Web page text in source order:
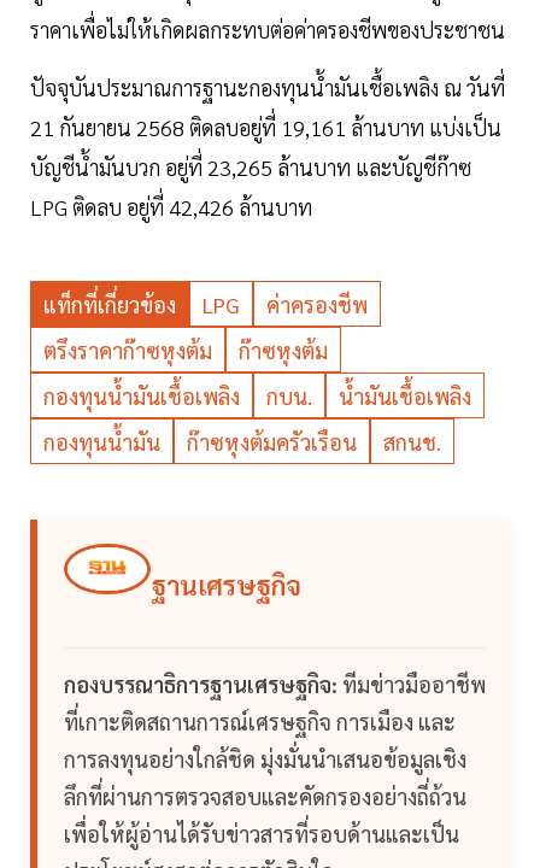
ราคาเพื่อไม่ให้เกิดผลกระทบต่อค่าครองชีพของประชาชน
ปัจจุบันประมาณการฐานะกองทุนน้ำมันเชื้อเพลิง ณ วันที่
21 กันยายน 2568 ติดลบอยู่ที่ 19,161 ล้านบาท แบ่งเป็น
บัญชีน้ำมันบวก อยู่ที่ 23,265 ล้านบาท และบัญชีก๊าซ
LPG ติดลบ อยู่ที่ 42,426 ล้านบาท
แท็กที่เกี่ยวข้อง LPG
ค่าครองชีพ
ตรึงราคาก๊าซหุงต้ม
ก๊าซหุงต้ม
กองทุนน้ำมันเชื้อเพลิง
กบน.
น้ำมันเชื้อเพลิง
กองทุนน้ำมัน
ก๊าซหุงต้มครัวเรือน สกนช.
ฐานเศรษฐกิจ
กองบรรณาธิการฐานเศรษฐกิจ: ทีมข่าวมืออาชีพ
ที่เกาะติดสถานการณ์เศรษฐกิจ การเมือง และ
การลงทุนอย่างใกล้ชิด มุ่งมั่นนำเสนอข้อมูลเชิง
ลึกที่ผ่านการตรวจสอบและคัดกรองอย่างถี่ถ้วน
เพื่อให้ผู้อ่านได้รับข่าวสารที่รอบด้านและเป็น